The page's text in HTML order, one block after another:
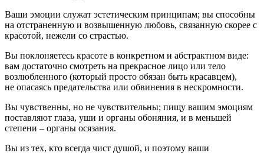
Ваши эмоции служат эстетическим принципам; вы способны
на отстраненную и возвышенную любовь, связанную скорее с
красотой, нежели со страстью.
Вы поклоняетесь красоте в конкретном и абстрактном виде:
вам достаточно смотреть на прекрасное лицо или тело
возлюбленного (который просто обязан быть красавцем),
не опасаясь предательства или обвинения в нескромности.
Вы чувственны, но не чувствительны; пищу вашим эмоциям
поставляют глаза, уши и органы обоняния, и в меньшей
степени – органы осязания.
Вы из тех, кто всегда чист душой, и поэтому ваши